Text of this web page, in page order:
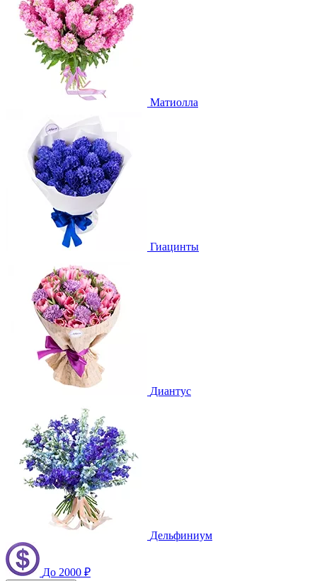
Матиолла
Гиацинты
Диантус
Дельфиниум
До 2000 ₽